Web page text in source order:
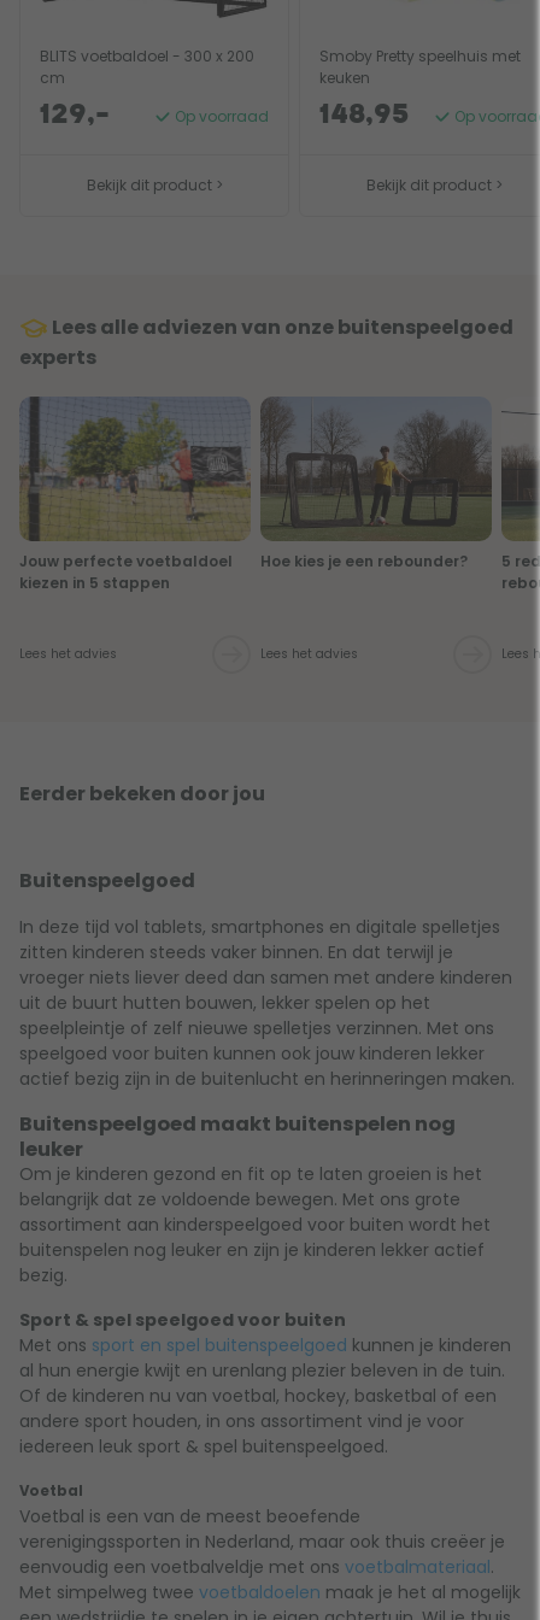
BLITS voetbaldoel - 300 x 200
cm
129,- Op voorraad
Bekijk dit product >
Smoby Pretty speelhuis met
keuken
148,95 Op
Bekijk dit product >
Lees alle adviezen van onze buitenspeelgoed
experts
Jouw perfecte voetbaldoel
kiezen in 5 stappen
Lees het advies
Hoe kies je een rebounder?
Lees het advies
5
Lees
Eerder bekeken door jou
Buitenspeelgoed
In deze tijd vol tablets, smartphones en digitale spelletjes
zitten kinderen steeds vaker binnen. En dat terwijl je
vroeger niets liever deed dan samen met andere kinderen
uit de buurt hutten bouwen, lekker spelen op het
speelpleintje of zelf nieuwe spelletjes verzinnen. Met ons
speelgoed voor buiten kunnen ook jouw kinderen lekker
actief bezig zijn in de buitenlucht en herinneringen maken.
Buitenspeelgoed maakt buitenspelen nog
leuker
Om je kinderen gezond en fit op te laten groeien is het
belangrijk dat ze voldoende bewegen. Met ons grote
assortiment aan kinderspeelgoed voor buiten wordt het
buitenspelen nog leuker en zijn je kinderen lekker actief
bezig.
Sport & spel speelgoed voor buiten
Met ons sport en spel buitenspeelgoed kunnen je kinderen
al hun energie kwijt en urenlang plezier beleven in de tuin.
Of de kinderen nu van voetbal, hockey, basketbal of een
andere sport houden, in ons assortiment vind je voor
iedereen leuk sport & spel buitenspeelgoed.
Voetbal
Voetbal is een van de meest beoefende
verenigingssporten in Nederland, maar ook thuis creëer je
eenvoudig een voetbalveldje met ons voetbalmateriaal.
Met simpelweg twee voetbaldoelen maak je het al mogelijk